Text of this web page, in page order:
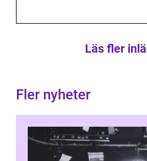
Läs fler
Fler nyheter